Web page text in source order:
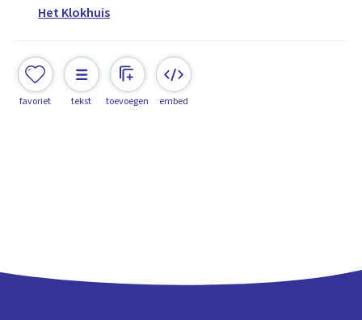
Het Klokhuis
favoriet tekst toevoegen embed